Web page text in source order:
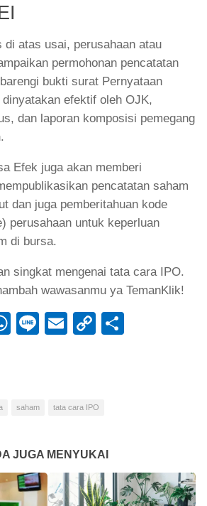
di atas usai, perusahaan atau
permohonan pencatatan
bukti surat Pernyataan
dinyatakan efektif oleh OJK,
dan laporan komposisi pemegang
Efek juga akan memberi
pencatatan saham
dan juga pemberitahuan kode
perusahaan untuk keperluan
di bursa.
singkat mengenai tata cara IPO.
wawasanmu ya TemanKlik!
WhatsApp
LineEmailCopy
saham tata cara IPO
JUGA MENYUKAI